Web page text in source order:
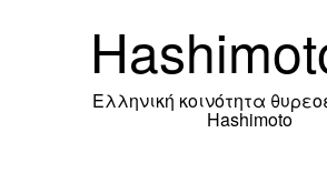
Ελληνική κοινότητα
Hashimoto